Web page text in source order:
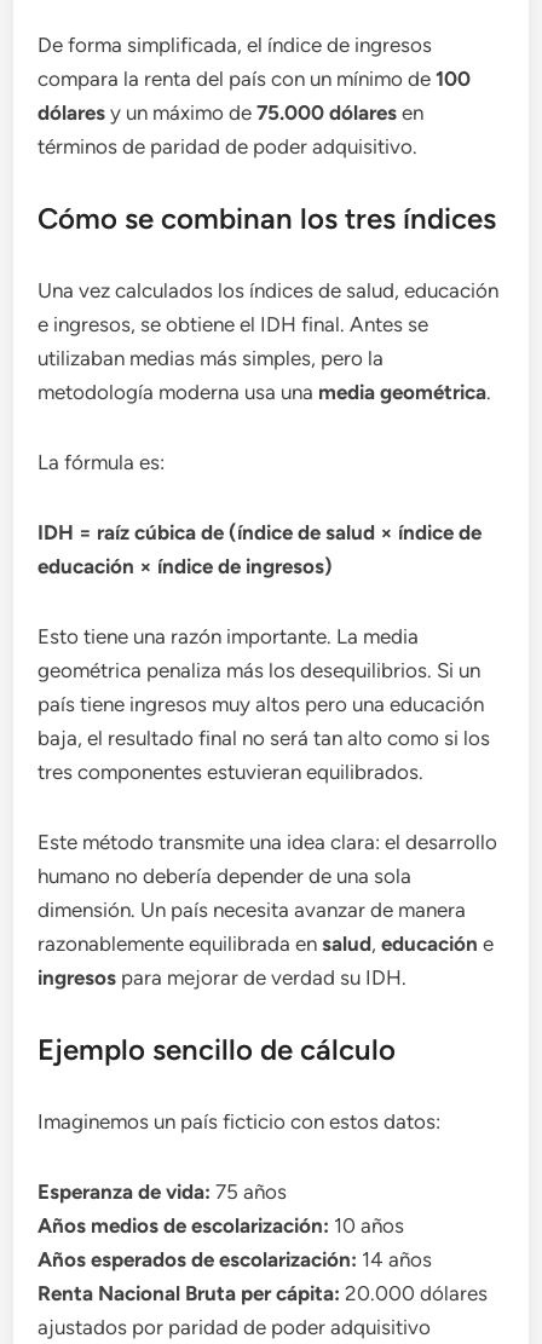
De forma simplificada, el índice de ingresos
compara la renta del país con un mínimo de100
dólares y un máximo de75.000 dólares en
términos de paridad de poder adquisitivo.
Cómo se combinan los tres índices
Una vez calculados los índices de salud, educación
e ingresos, se obtiene el IDH final. Antes se
utilizaban medias más simples, pero la
metodología moderna usa una media geométrica.
La fórmula es:
IDH = raíz cúbica de (índice de salud × índice de
educación × índice de ingresos)
Esto tiene una razón importante. La media
geométrica penaliza más los desequilibrios. Si un
país tiene ingresos muy altos pero una educación
baja, el resultado final no será tan alto como si los
tres componentes estuvieran equilibrados.
Este método transmite una idea clara: el desarrollo
humano no debería depender de una sola
dimensión. Un país necesita avanzar de manera
razonablemente equilibrada ensalud,educación e
ingresos para mejorar de verdad su IDH.
Ejemplo sencillo de cálculo
Imaginemos un país ficticio con estos datos:
Esperanza de vida: 75 años
Años medios de escolarización: 10 años
Años esperados de escolarización: 14 años
Renta Nacional Bruta per cápita: 20.000 dólares
ajustados por paridad de poder adquisitivo